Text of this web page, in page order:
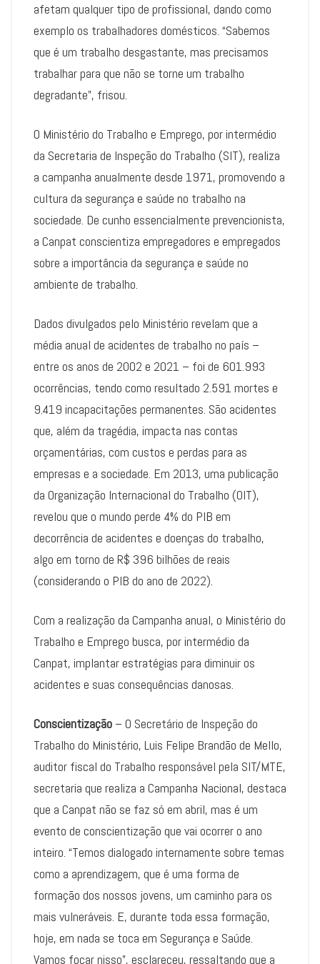
afetam qualquer tipo de profissional, dando como
exemplo os trabalhadores domésticos. “Sabemos
que é um trabalho desgastante, mas precisamos
trabalhar para que não se torne um trabalho
degradante”, frisou.
O Ministério do Trabalho e Emprego, por intermédio
da Secretaria de Inspeção do Trabalho (SIT), realiza
a campanha anualmente desde 1971, promovendo a
cultura da segurança e saúde no trabalho na
sociedade. De cunho essencialmente prevencionista,
a Canpat conscientiza empregadores e empregados
sobre a importância da segurança e saúde no
ambiente de trabalho.
Dados divulgados pelo Ministério revelam que a
média anual de acidentes de trabalho no país –
entre os anos de 2002 e 2021 – foi de 601.993
ocorrências, tendo como resultado 2.591 mortes e
9.419 incapacitações permanentes. São acidentes
que, além da tragédia, impacta nas contas
orçamentárias, com custos e perdas para as
empresas e a sociedade. Em 2013, uma publicação
da Organização Internacional do Trabalho (OIT),
revelou que o mundo perde 4% do PIB em
decorrência de acidentes e doenças do trabalho,
algo em torno de R$ 396 bilhões de reais
(considerando o PIB do ano de 2022).
Com a realização da Campanha anual, o Ministério do
Trabalho e Emprego busca, por intermédio da
Canpat, implantar estratégias para diminuir os
acidentes e suas consequências danosas.
Conscientização – O Secretário de Inspeção do
Trabalho do Ministério, Luis Felipe Brandão de Mello,
auditor fiscal do Trabalho responsável pela SIT/MTE,
secretaria que realiza a Campanha Nacional, destaca
que a Canpat não se faz só em abril, mas é um
evento de conscientização que vai ocorrer o ano
inteiro. “Temos dialogado internamente sobre temas
como a aprendizagem, que é uma forma de
formação dos nossos jovens, um caminho para os
mais vulneráveis. E, durante toda essa formação,
hoje, em nada se toca em Segurança e Saúde.
Vamos focar nisso”, esclareceu, ressaltando que a